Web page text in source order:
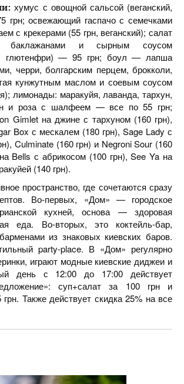
хумус с овощной сальсой (веганский,
грн; освежающий гаспачо с семечками
с крекерами (55 грн, веганский); салат
и сырным соусом
глютенфри) — 95 грн; боул — лапша
черри, болгарским перцем, брокколи,
кунжутным маслом и соевым соусом
лимонады: маракуйя, лаванда, тархун,
и роза с шалфеем — все по 55 грн;
Gimlet на джине с тархуном (160 грн),
Box с мескалем (180 грн), Sage Lady с
Culminate (160 грн) и Negroni Sour (160
Bells с абрикосом (100 грн), See Ya на
(140 грн).
пространство, где сочетаются сразу
Во-первых, «Дом» — городское
кухней, основа — здоровая
еда. Во-вторых, это коктейль-бар,
из знаковых киевских баров.
party-place. В «Дом» регулярно
играют модные киевские диджеи и
день с 12:00 до 17:00 действует
суп+салат за 100 грн и
Также действует скидка 25% на все